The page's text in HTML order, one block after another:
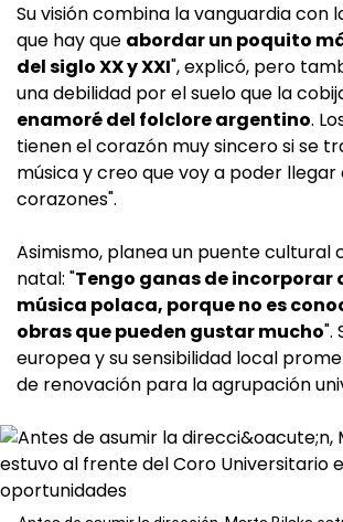
Su visión combina la vanguardia con
que hay que abordar un poquito
del siglo XX y XXI", explicó, pero
una debilidad por el suelo que la
enamoré del folclore argentino.
tienen el corazón muy sincero si se
música y creo que voy a poder llegar
corazones".
Asimismo, planea un puente cultural
natal: "Tengo ganas de incorporar
música polaca, porque no es
obras que pueden gustar mucho".
europea y su sensibilidad local
de renovación para la agrupación